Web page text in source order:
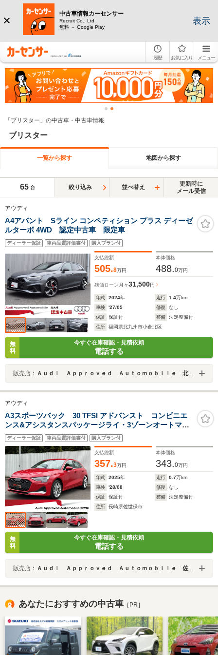
中古車情報カーセンサー
Recruit Co., Ltd.
無料 － Google Play
表示
履歴 お気に入り メニュー
「ブリスター」の中古車・中古車情報
ブリスター
一覧から探す 地図から探す
65 台 絞り込み 並べ替え
更新時に
メール受信
アウディ
A4アバント Sライン コンペティション プラス ディーゼ
ルターボ 4WD 認定中古車 限定車
ディーラー保証 車両品質評価書付 購入プラン付
支払総額
505.8万円
本体価格
488.0万円
残価ローン 月々31,500円
年式 2024年 走行 1.4万km
車検
'27/05 修復
なし
保証
保証付 整備
法定整備付
住所
福岡県北九州市小倉北区
無
料
今すぐ在庫確認・見積依頼
電話する
販売店： Ａｕｄｉ Ａｐｐｒｏｖｅｄ Ａｕｔｏｍｏｂｉｌｅ 北九州
アウディ
A3スポーツバック 30 TFSI アドバンスト コンビニエ
ンス&アシスタンスパッケージライ・3ゾーンオートマチ
ックエアコンディショナー・アシスタンスパッケージ
ディーラー保証 車両品質評価書付 購入プラン付
支払総額
357.3万円
本体価格
343.0万円
年式 2025年 走行 0.7万km
車検
'28/08 修復
なし
保証
保証付 整備
法定整備付
住所
長崎県佐世保市
無
料
今すぐ在庫確認・見積依頼
電話する
販売店： Ａｕｄｉ Ａｐｐｒｏｖｅｄ Ａｕｔｏｍｏｂｉｌｅ 佐世保
あなたにおすすめの中古車 ［PR］